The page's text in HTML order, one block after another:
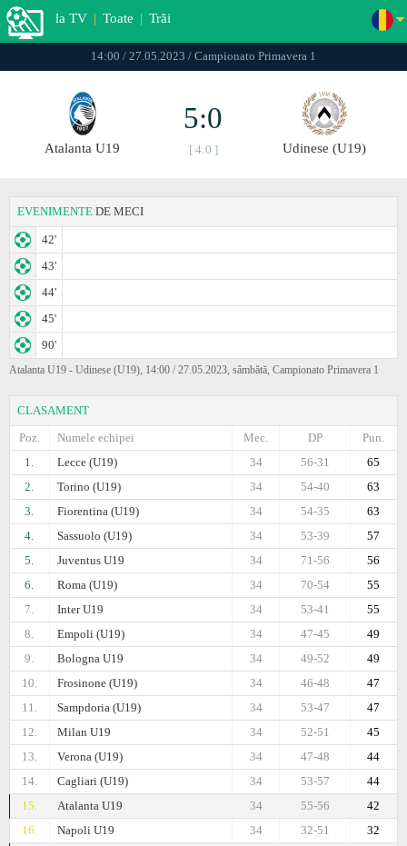
la TV | Toate | Trăi
14:00 / 27.05.2023 / Campionato Primavera 1
Atalanta U19
5:0
[ 4:0 ] Udinese (U19)
EVENIMENTE DE MECI
42'
43'
44'
45'
90'
Atalanta U19 - Udinese (U19), 14:00 / 27.05.2023, sâmbătă, Campionato Primavera 1
CLASAMENT
Poz.
Numele echipei Pun.
DP
Mec.
1.
Lecce (U19) 65
56-31
34
2.
Torino (U19) 63
54-40
34
3.
Fiorentina (U19) 63
54-35
34
4.
Sassuolo (U19) 57
53-39
34
5.
Juventus U19 56
71-56
34
6.
Roma (U19) 55
70-54
34
7.
Inter U19 55
53-41
34
8.
Empoli (U19) 49
47-45
34
9.
Bologna U19 49
49-52
34
10.
Frosinone (U19) 47
46-48
34
11.
Sampdoria (U19) 47
53-47
34
12.
Milan U19 45
52-51
34
13.
Verona (U19) 44
47-48
34
14.
Cagliari (U19) 44
53-57
34
15.
Atalanta U19 42
55-56
34
16.
Napoli U19 32
32-51
34